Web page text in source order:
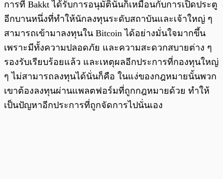
การที่ Bakkt ได้รับการอนุมัตินั้นก็เหมือนกับการเปิดประตู
อีกบานหนึ่งที่ทำให้นักลงทุนระดับสถาบันและเจ้าใหญ่ ๆ
สามารถเข้ามาลงทุนใน Bitcoin ได้อย่างมั่นใจมากขึ้น
เพราะมีทั้งความปลอดภัย และความสะดวกสบายต่าง ๆ
รองรับเรียบร้อยแล้ว และเหตุผลอีกประการที่กองทุนใหญ่
ๆ ไม่สามารถลงทุนได้นั่นก็คือ ในแง่ของกฎหมายนั้นพวก
เขาต้องลงทุนผ่านแพลตฟอร์มที่ถูกกฎหมายด้วย ทำให้
เป็นปัญหาอีกประการที่ถูกจัดการไปนั่นเอง